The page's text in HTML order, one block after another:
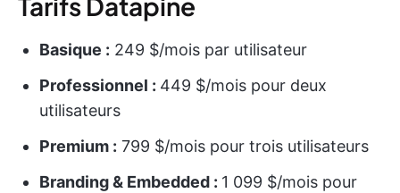
Basique : 249 $/mois par utilisateur
Professionnel : 449 $/mois pour deux
utilisateurs
Premium : 799 $/mois pour trois utilisateurs
Branding & Embedded : 1 099 $/mois pour